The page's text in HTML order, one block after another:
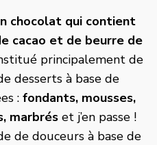
chocolat qui contient
cacao et de beurre de
principalement de
desserts à base de
: fondants, mousses,
marbréset j’en passe !
de douceurs à base de